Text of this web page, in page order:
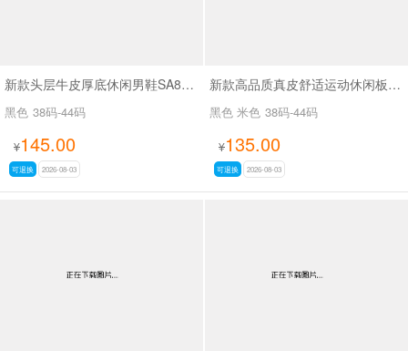
新款头层牛皮厚底休闲男鞋SA8833
黑色 38码-44码
¥145.00
可退换 2026-08-03
新款高品质真皮舒适运动休闲板鞋阿甘鞋SA263
黑色 米色 38码-44码
¥135.00
可退换 2026-08-03